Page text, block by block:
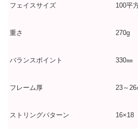
フェイスサイズ 100平
重さ 270g
バランスポイント 330㎜
フレーム厚 23～26
ストリングパターン 16×18